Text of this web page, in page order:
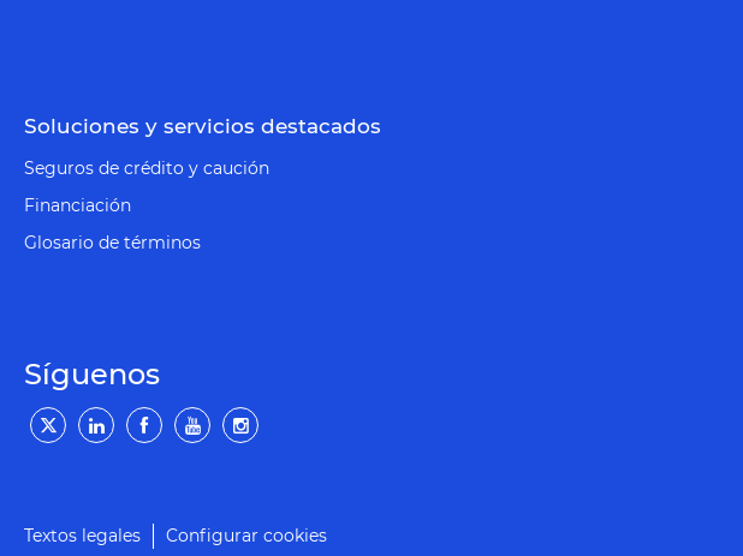
Soluciones y servicios destacados
Seguros de crédito y caución
Financiación
Glosario de términos
Síguenos
Textos legales Configurar cookies